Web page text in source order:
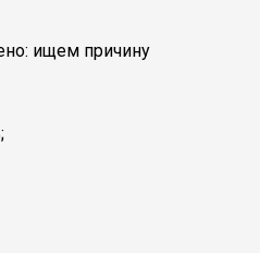
ищем причину